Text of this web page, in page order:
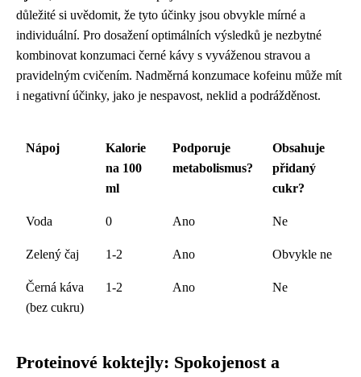
důležité si uvědomit, že tyto účinky jsou obvykle mírné a
individuální. Pro dosažení optimálních výsledků je nezbytné
kombinovat konzumaci černé kávy s vyváženou stravou a
pravidelným cvičením. Nadměrná konzumace kofeinu může mít
i negativní účinky, jako je nespavost, neklid a podrážděnost.
Nápoj
Kalorie
na 100
ml
Podporuje
metabolismus?
Obsahuje
přidaný
cukr?
Voda 0 Ano Ne
Zelený čaj 1-2 Ano Obvykle ne
Černá káva
(bez cukru)
1-2 Ano Ne
Proteinové koktejly: Spokojenost a